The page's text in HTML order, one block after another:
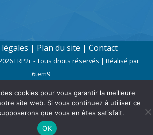
| Plan du site | Contact
FRP2i - Tous droits réservés | Réalisé par
6tem9
cookies pour vous garantir la meilleure
site web. Si vous continuez à utiliser ce
que vous en êtes satisfait.
OK